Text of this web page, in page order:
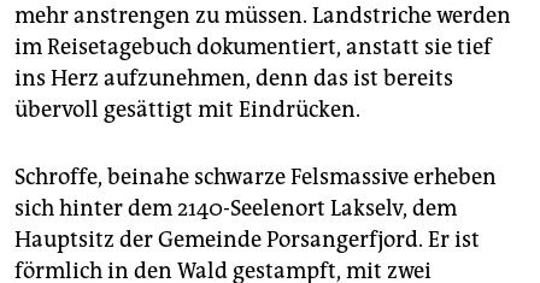
mehr anstrengen zu müssen. Landstriche werden
im Reisetagebuch dokumentiert, anstatt sie tief
ins Herz aufzunehmen, denn das ist bereits
übervoll gesättigt mit Eindrücken.
Schroffe, beinahe schwarze Felsmassive erheben
sich hinter dem 2140-Seelenort Lakselv, dem
Hauptsitz der Gemeinde Porsangerfjord. Er ist
förmlich in den Wald gestampft, mit zwei